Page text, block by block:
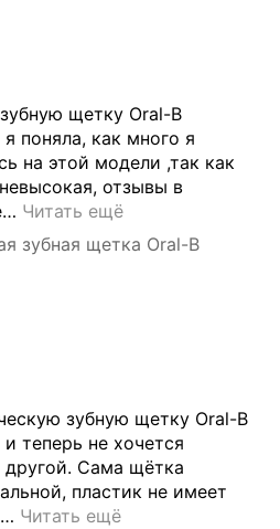
щетку Oral-B
поняла, как много я
на этой модели ,так как
отзывы в
… Читать ещё
зубная щетка Oral-B
зубную щетку Oral-B
теперь не хочется
другой. Сама щётка
пластик не имеет
… Читать ещё